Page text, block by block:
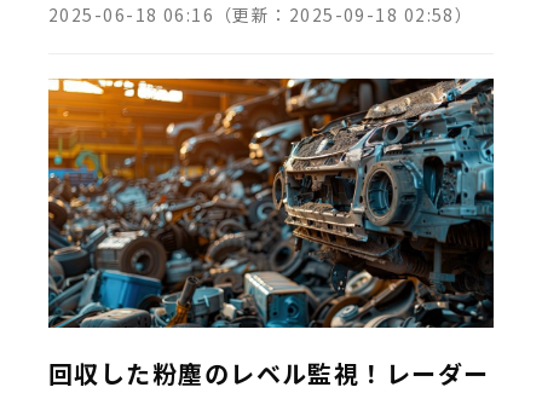
2025-06-18 06:16 （更新： 2025-09-18 02:58）
回収した粉塵のレベル監視！レーダー